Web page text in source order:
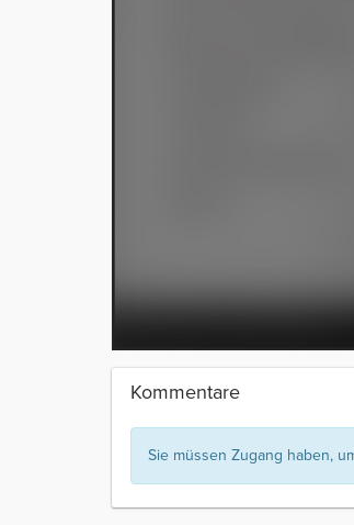
Kommentare
Sie müssen Zugang haben,